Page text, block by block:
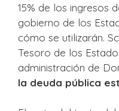
15% de los ingresos
gobierno de los
cómo se utilizarán.
Tesoro de los
administración de
la deuda pública